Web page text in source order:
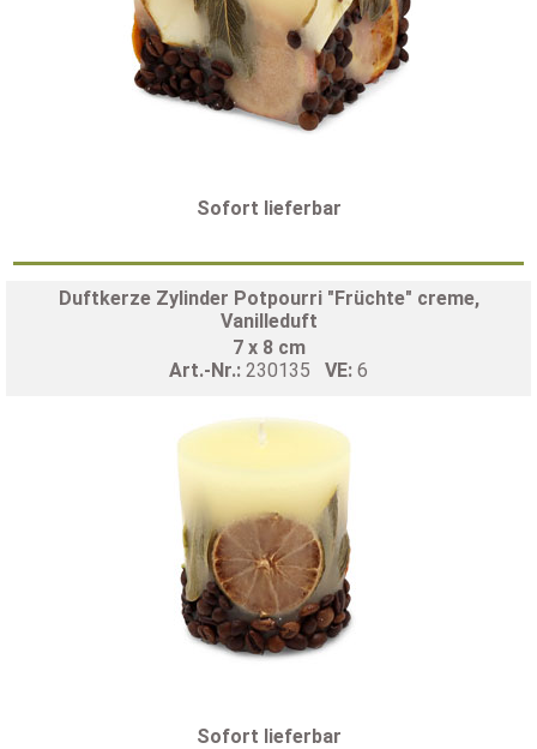
Sofort lieferbar
Duftkerze Zylinder Potpourri "Früchte" creme,
Vanilleduft
7 x 8 cm
Art.-Nr.: 230135 VE: 6
Sofort lieferbar